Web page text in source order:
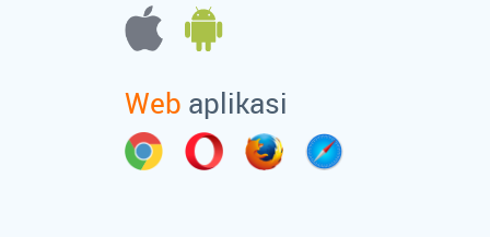
Web aplikasi